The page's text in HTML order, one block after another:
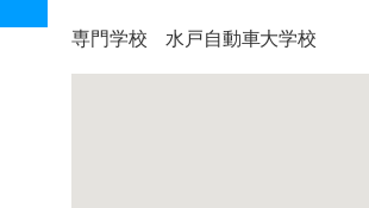
専門学校 水戸自動車大学校